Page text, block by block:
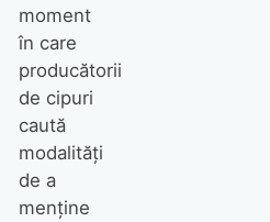
moment
în care
producătorii
de cipuri
caută
modalități
de a
menține